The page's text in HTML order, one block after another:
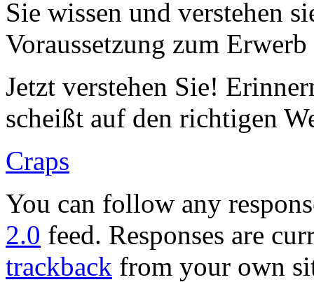
Sie wissen und verstehen
Voraussetzung zum
Jetzt verstehen Sie!
scheißt auf den richtigen
Craps
You can follow any
2.0 feed. Responses are
trackback from your own